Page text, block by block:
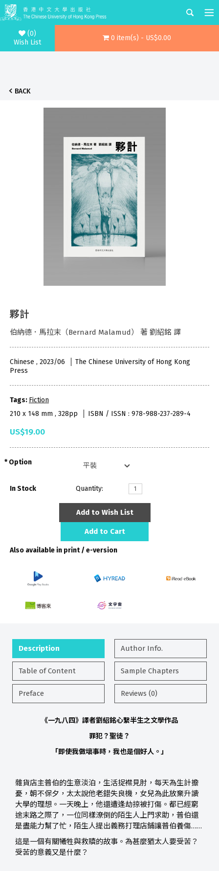
(0)
Wish List
0 item(s) - US$0.00
BACK
夥計
伯納德．馬拉末（Bernard Malamud） 著 劉紹銘 譯
Chinese , 2023/06
The Chinese University of Hong Kong
Press
Tags: Fiction
210 x 148 mm , 328pp
ISBN / ISSN : 978-988-237-289-4
US$19.00
Option
In Stock Quantity:
Add to Wish List
Add to Cart
Also available in print / e-version
Description Author Info.
Table of Content Sample Chapters
Preface Reviews (0)
《一九八四》譯者劉紹銘心繫半生之文學作品
罪犯？聖徒？
「即使我做壞事時，我也是個好人。」
雜貨店主普伯的生意淡泊，生活捉襟見肘，每天為生計擔
憂，朝不保夕，太太說他老錯失良機，女兒為此放棄升讀
大學的理想。一天晚上，他還遭逢劫掠被打傷。都已經窮
途末路之際了，一位同樣潦倒的陌生人上門求助，普伯還
是盡能力幫了忙，陌生人提出義務打理店鋪讓普伯養傷……
這是一個有關犧牲與救贖的故事。為甚麼猶太人要受苦？
受苦的意義又是什麼？